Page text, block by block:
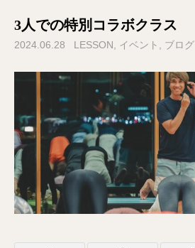
3人での特別コラボクラス
2024.06.28 LESSON イベント ブログ